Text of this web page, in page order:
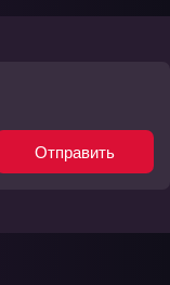
Отправить